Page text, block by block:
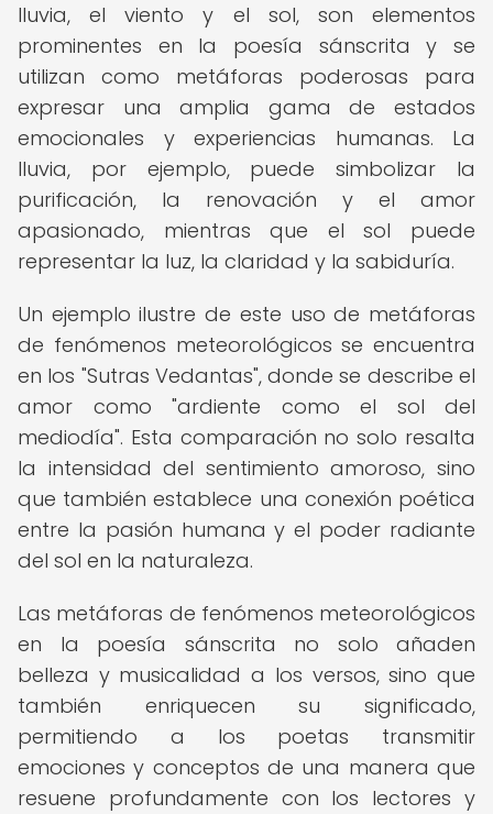
lluvia, el viento y el sol, son elementos
prominentes en la poesía sánscrita y se
utilizan como metáforas poderosas para
expresar una amplia gama de estados
emocionales y experiencias humanas. La
lluvia, por ejemplo, puede simbolizar la
purificación, la renovación y el amor
apasionado, mientras que el sol puede
representar la luz, la claridad y la sabiduría.
Un ejemplo ilustre de este uso de metáforas
de fenómenos meteorológicos se encuentra
en los "Sutras Vedantas", donde se describe el
amor como "ardiente como el sol del
mediodía". Esta comparación no solo resalta
la intensidad del sentimiento amoroso, sino
que también establece una conexión poética
entre la pasión humana y el poder radiante
del sol en la naturaleza.
Las metáforas de fenómenos meteorológicos
en la poesía sánscrita no solo añaden
belleza y musicalidad a los versos, sino que
también enriquecen su significado,
permitiendo a los poetas transmitir
emociones y conceptos de una manera que
resuene profundamente con los lectores y